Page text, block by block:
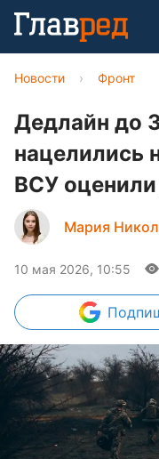
Новости › Фронт
Дедлайн до
нацелились
ВСУ
Мария
10 мая 2026, 10:55